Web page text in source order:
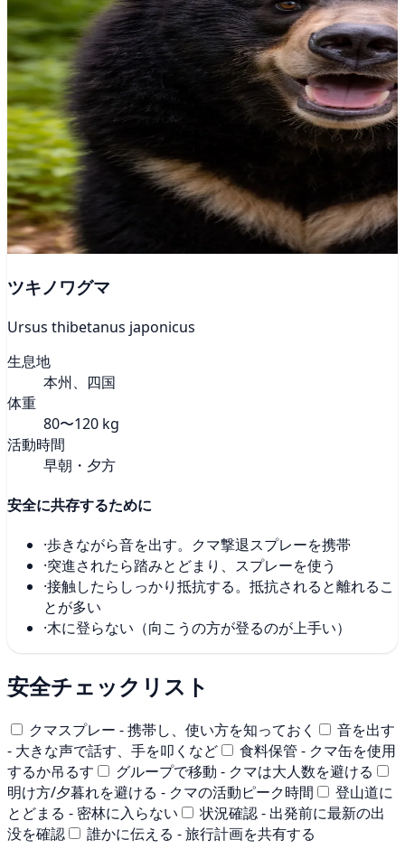
ツキノワグマ
Ursus thibetanus japonicus
生息地
本州、四国
体重
80〜120 kg
活動時間
早朝・夕方
安全に共存するために
·歩きながら音を出す。クマ撃退スプレーを携帯
·突進されたら踏みとどまり、スプレーを使う
·接触したらしっかり抵抗する。抵抗されると離れるこ
とが多い
·木に登らない（向こうの方が登るのが上手い）
安全チェックリスト
クマスプレー - 携帯し、使い方を知っておく
音を出す
- 大きな声で話す、手を叩くなど
食料保管 - クマ缶を使用
するか吊るす
グループで移動 - クマは大人数を避ける
明け方/夕暮れを避ける - クマの活動ピーク時間
登山道に
とどまる - 密林に入らない
状況確認 - 出発前に最新の出
没を確認
誰かに伝える - 旅行計画を共有する